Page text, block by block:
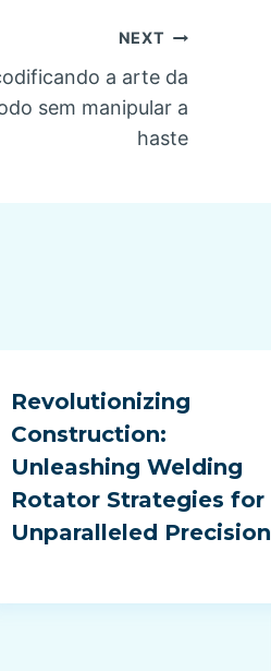
NEXT
a arte da
sem manipular a
haste
Revolutionizing
Construction:
Unleashing Welding
Rotator Strategies for
Unparalleled Precision